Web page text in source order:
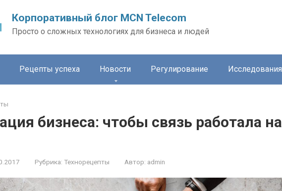
Корпоративный блог MCN Telecom
Просто о сложных технологиях для бизнеса и людей
Рецепты успеха Новости Регулирование Исследования
бизнеса: чтобы связь работала на
Рубрика: Технорецепты Автор: admin